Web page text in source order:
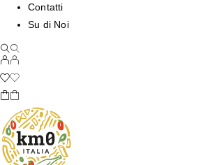
Contatti
Su di Noi